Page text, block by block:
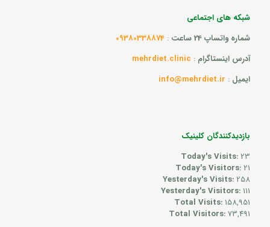
شبکه های اجتماعی
شماره واتساپ 24 ساعت
:
09380338874
آدرس اینستاگرام :
mehrdiet.clinic
ایمیل :
info@mehrdiet.ir
بازدیدکنندگان کلینیک
Today's Visits:23
Today's Visitors:21
Yesterday's Visits:258
Yesterday's Visitors:111
Total Visits:158,951
Total Visitors:73,491